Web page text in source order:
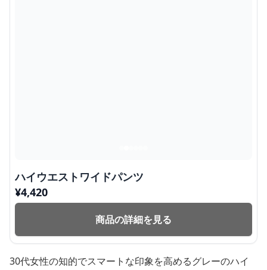
ハイウエストワイドパンツ
¥4,420
商品の詳細を見る
30代女性の知的でスマートな印象を高めるグレーのハイ